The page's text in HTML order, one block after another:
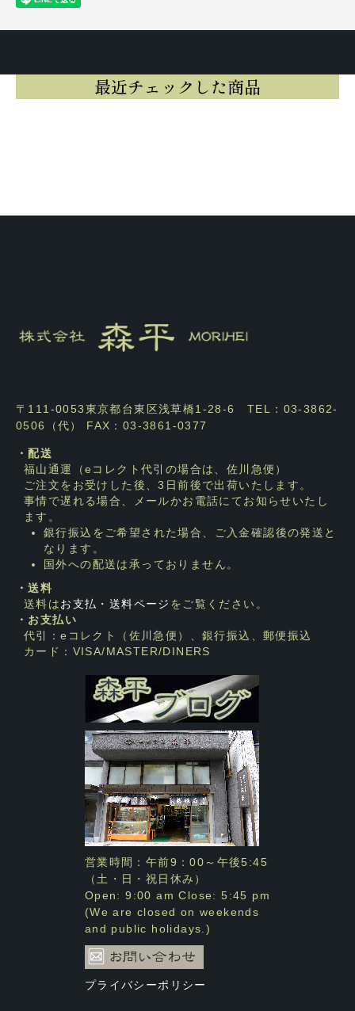
最近チェックした商品
〒111-0053東京都台東区浅草橋1-28-6 TEL：03-3862-
0506（代） FAX：03-3861-0377
・配送
福山通運（eコレクト代引の場合は、佐川急便）
ご注文をお受けした後、3日前後で出荷いたします。
事情で遅れる場合、メールかお電話にてお知らせいたし
ます。
銀行振込をご希望された場合、ご入金確認後の発送と
なります。
国外への配送は承っておりません。
・送料
送料はお支払・送料ページ をご覧ください。
・お支払い
代引：eコレクト（佐川急便）、銀行振込、郵便振込
カード：VISA/MASTER/DINERS
営業時間：午前9：00～午後5:45
（土・日・祝日休み）
Open: 9:00 am Close: 5:45 pm
(We are closed on weekends
and public holidays.)
プライバシーポリシー